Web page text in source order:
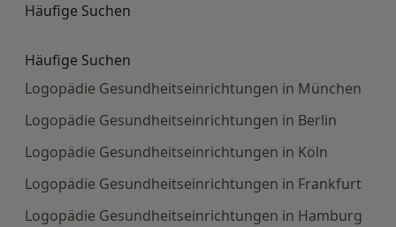
Häufige Suchen
Häufige Suchen
Logopädie Gesundheitseinrichtungen in München
Logopädie Gesundheitseinrichtungen in Berlin
Logopädie Gesundheitseinrichtungen in Köln
Logopädie Gesundheitseinrichtungen in Frankfurt
Logopädie Gesundheitseinrichtungen in Hamburg